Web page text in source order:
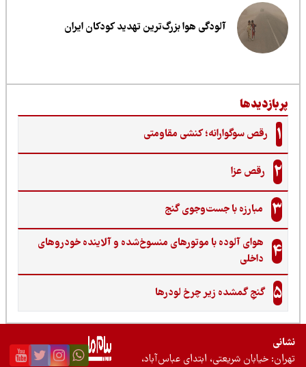
آلودگی هوا بزرگ‌ترین تهدید کودکان ایران
رقص سوگوارانه؛ کنشی مقاومتی
رقص عزا
مبارزه با جست‌وجوی گنج‌
هوای آلوده با موتورهای منسوخ‌شده و آلاینده خودروهای
داخلی
گنجِ گمشده زیر چرخ لودرها
خیابان شریعتی، ابتدای عباس‌آباد،